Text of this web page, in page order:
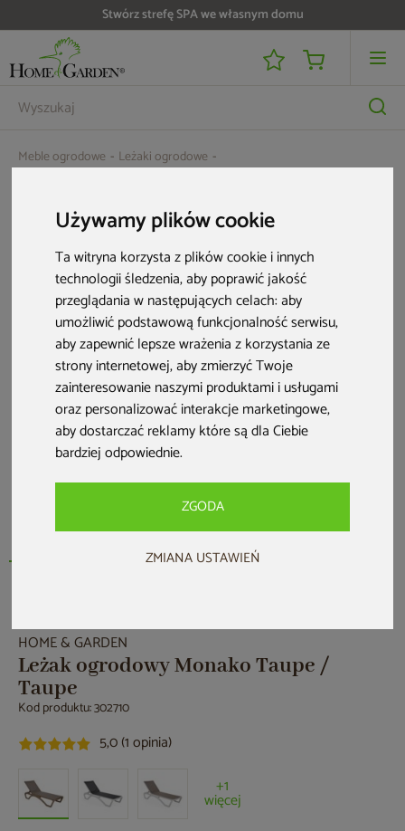
Używamy plików cookie
Ta witryna korzysta z plików cookie i innych
technologii śledzenia, aby poprawić jakość
przeglądania w następujących celach:aby
umożliwić podstawową funkcjonalność serwisu,
aby zapewnić lepsze wrażenia z korzystania ze
strony internetowej,aby zmierzyć Twoje
zainteresowanie naszymi produktami i usługami
oraz personalizować interakcje marketingowe,
aby dostarczać reklamy które są dla Ciebie
bardziej odpowiednie.
ZGODA
ZMIANA USTAWIEŃ
Stwórz strefę SPA we własnym domu
Meble ogrodowe
Leżaki ogrodowe
HOME & GARDEN
Leżak ogrodowy Monako Taupe /
Taupe
Kod produktu: 302710
5,0 (1 opinia)
+1
więcej